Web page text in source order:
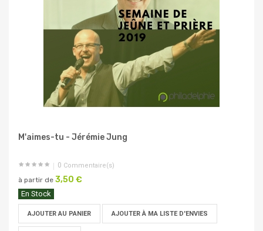
M'aimes-tu - Jérémie Jung
0 Commentaire(s)
à partir de 3,50 €
En Stock
AJOUTER AU PANIER AJOUTER À MA LISTE D'ENVIES